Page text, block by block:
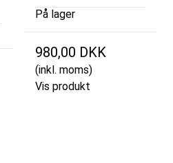
På lager
980,00 DKK
(inkl. moms)
Vis produkt